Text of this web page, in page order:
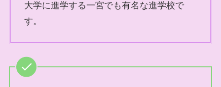
大学に進学する一宮でも有名な進学校で
す。